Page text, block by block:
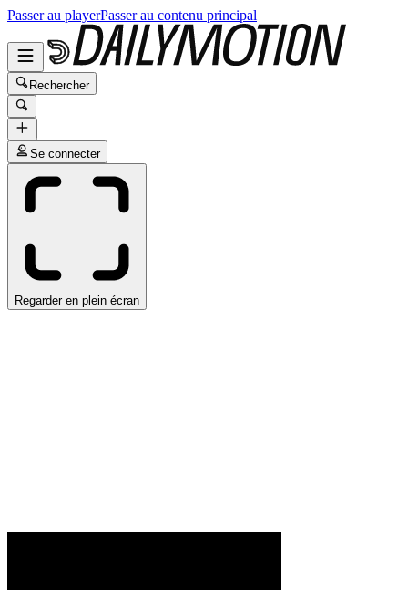
Passer au playerPasser au contenu principal
Rechercher
Se connecter
Regarder en plein écran